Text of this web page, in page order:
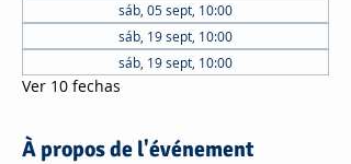
sáb, 05 sept, 10:00
sáb, 19 sept, 10:00
sáb, 19 sept, 10:00
Ver 10 fechas
À propos de l'événement